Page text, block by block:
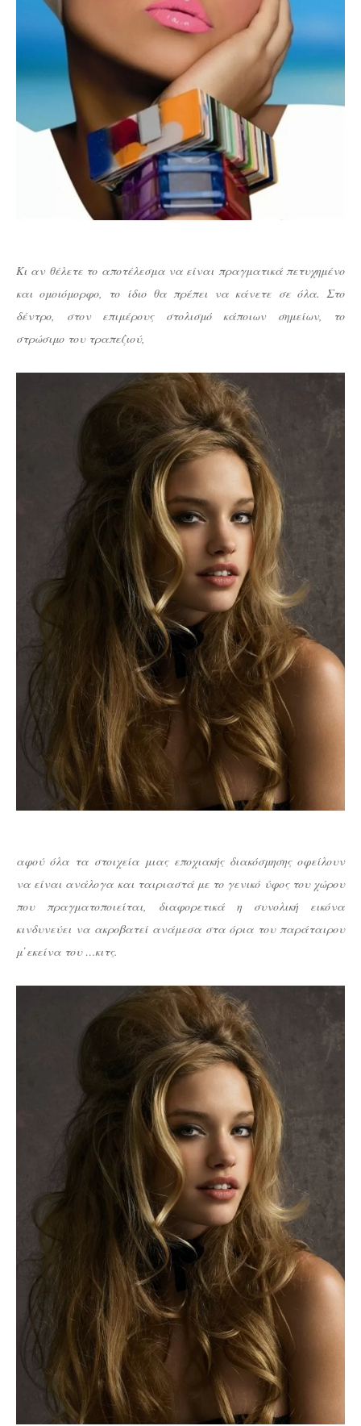
Κι αν θέλετε το αποτέλεσμα να είναι πραγματικά πετυχημένο
και ομοιόμορφο, το ίδιο θα πρέπει να κάνετε σε όλα. Στο
δέντρο, στον επιμέρους στολισμό κάποιων σημείων, το
στρώσιμο του τραπεζιού,
αφού όλα τα στοιχεία μιας εποχιακής διακόσμησης οφείλουν
να είναι ανάλογα και ταιριαστά με το γενικό ύφος του χώρου
που πραγματοποιείται, διαφορετικά η συνολική εικόνα
κινδυνεύει να ακροβατεί ανάμεσα στα όρια του παράταιρου
μ΄εκείνα του …κιτς.